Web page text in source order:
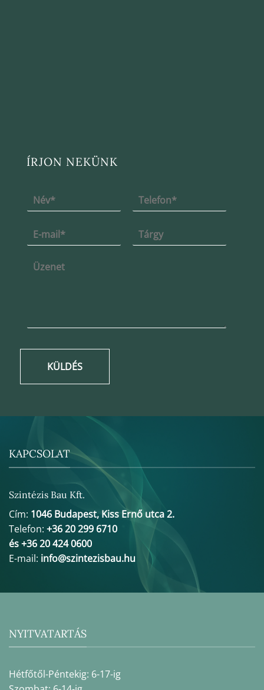
ÍRJON NEKÜNK
KÜLDÉS
KAPCSOLAT
Szintézis Bau Kft.
Cím: 1046 Budapest, Kiss Ernő utca 2.
Telefon: +36 20 299 6710
és +36 20 424 0600
E-mail: info@szintezisbau.hu
NYITVATARTÁS
Hétfőtől-Péntekig: 6-17-ig